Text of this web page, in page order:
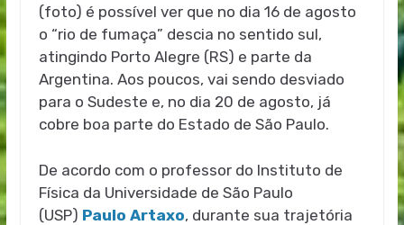
(foto) é possível ver que no dia 16 de agosto
o “rio de fumaça” descia no sentido sul,
atingindo Porto Alegre (RS) e parte da
Argentina. Aos poucos, vai sendo desviado
para o Sudeste e, no dia 20 de agosto, já
cobre boa parte do Estado de São Paulo.
De acordo com o professor do Instituto de
Física da Universidade de São Paulo
(USP) Paulo Artaxo, durante sua trajetória